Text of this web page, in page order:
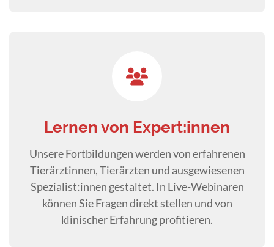
Lernen von Expert:innen
Unsere Fortbildungen werden von erfahrenen
Tierärztinnen, Tierärzten und ausgewiesenen
Spezialist:innen gestaltet. In Live-Webinaren
können Sie Fragen direkt stellen und von
klinischer Erfahrung profitieren.